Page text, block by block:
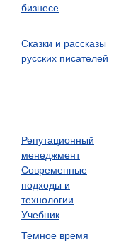
бизнесе
Сказки и рассказы
русских писателей
Репутационный
менеджмент
Современные
подходы и
технологии
Учебник
Темное время